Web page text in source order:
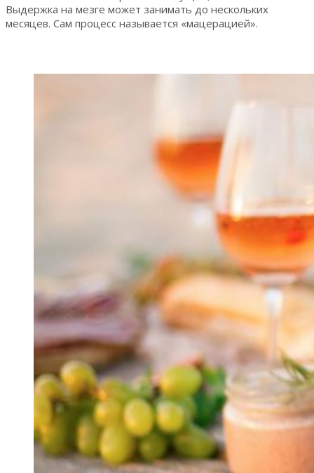
Выдержка на мезге может занимать до нескольких
месяцев. Сам процесс называется «мацерацией».